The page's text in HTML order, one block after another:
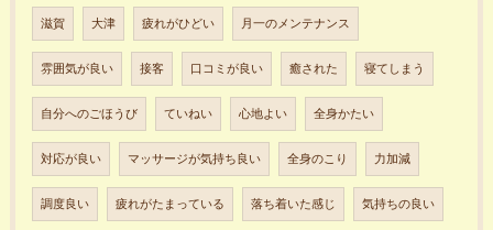
滋賀 大津 疲れがひどい 月一のメンテナンス
雰囲気が良い 接客 口コミが良い 癒された 寝てしまう
自分へのごほうび ていねい 心地よい 全身かたい
対応が良い マッサージが気持ち良い 全身のこり 力加減
調度良い 疲れがたまっている 落ち着いた感じ 気持ちの良い